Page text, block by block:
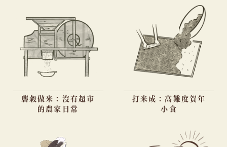
礱穀做米：沒有超市
的農家日常
打米成：高難度賀年
小食